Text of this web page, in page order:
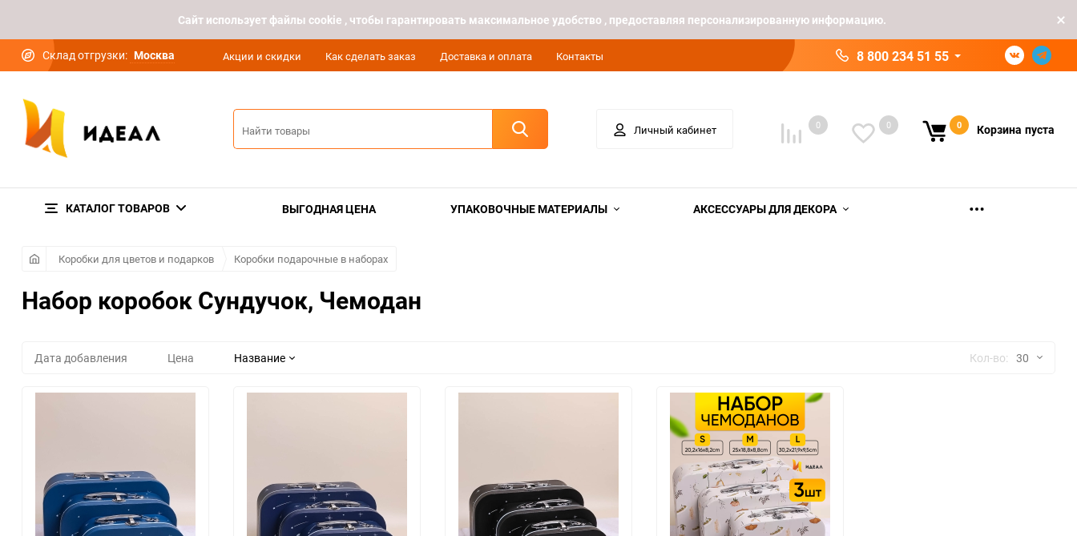
Cайт использует файлы cookie , чтобы гарантировать максимальное удобство , предоставляя персонализированную информацию.
Склад отгрузки: Москва Акции и скидки Как сделать заказ Доставка и оплата Контакты 8 800 234 51 55
Личный кабинет 0 0 0 Корзина пуста
КАТАЛОГ ТОВАРОВ ВЫГОДНАЯ ЦЕНА УПАКОВОЧНЫЕ МАТЕРИАЛЫ АКСЕССУАРЫ ДЛЯ ДЕКОРА
Коробки для цветов и подарков Коробки подарочные в наборах
Набор коробок Сундучок, Чемодан
Дата добавления Цена Название Кол-во: 30